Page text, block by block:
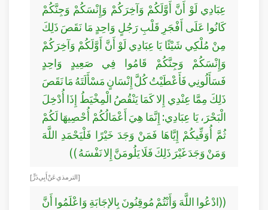
عِبَادِي لَوْ أَنَّ أَوَّلَكُمْ وَآخِرَكُمْ وَإِنْسَكُمْ وَجِنَّكُمْ
كَانُوا عَلَى أَفْجَرِ قَلْبِ رَجُلٍ وَاحِدٍ مَا نَقَصَ ذَلِكَ
مِنْ مُلْكِي شَيْئًا يَا عِبَادِي لَوْ أَنَّ أَوَّلَكُمْ وَآخِرَكُمْ
وَإِنْسَكُمْ وَجِنَّكُمْ قَامُوا فِي صَعِيدٍ وَاحِدٍ
فَسَأَلُونِي فَأَعْطَيْتُ كُلَّ إِنْسَانٍ مَسْأَلَتَهُ مَا نَقَصَ
ذَلِكَ مِمَّا عِنْدِي إِلا كَمَا يَنْقُصُ الْمِخْيَطُ إِذَا أُدْخِلَ
الْبَحْرَ، يَا عِبَادِي: إِنَّمَا هِيَ أَعْمَالُكُمْ أُحْصِيهَا لَكُمْ
ثُمَّ أُوَفِّيكُمْ إِيَّاهَا فَمَنْ وَجَدَ خَيْرًا فَلْيَحْمَدِ اللَّهَ
وَمَنْ وَجَدَ غَيْرَ ذَلِكَ فَلَا يَلُومَنَّ إِلا نَفْسَهُ ))
[الترمذي عَنْ أَبِي ذَرٍّ]
((ادْعُوا اللَّهَ وَأَنْتُمْ مُوقِنُونَ بِالإجَابَةِ وَاعْلَمُوا أَنَّ